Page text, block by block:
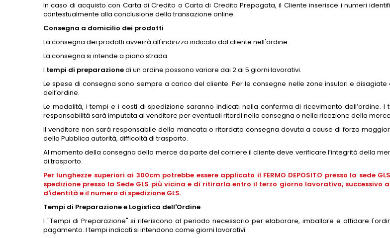
In caso di acquisto con Carta di Credito o Carta di Credito Prepagata, il Cliente inserisce i numeri
contestualmente alla conclusione della transazione online.
Consegna a domicilio dei prodotti
La consegna dei prodotti avverrà all'indirizzo indicato dal cliente nell'ordine.
La consegna si intende a piano strada.
I tempi di preparazionedi un ordine possono variare dai 2 ai 5 giorni lavorativi.
Le spese di consegna sono sempre a carico del cliente. Per le consegne nelle zone insulari e
dell’ordine.
Le modalità, i tempi e i costi di spedizione saranno indicati nella conferma di ricevimento
responsabilità sarà imputata al venditore per eventuali ritardi nella consegna o nella ricezione della
Il venditore non sarà responsabile della mancata o ritardata consegna dovuta a cause di forza
della Pubblica autorità, difficoltà di trasporto.
Al momento della consegna della merce da parte del corriere il cliente deve verificare l’integrità della
di trasporto.
Per lunghezze superiori ai 300cm potrebbe essere applicato il FERMO DEPOSITO presso la sede
spedizione presso la Sede GLS più vicina e di ritirarla entro il terzo giorno lavorativo,
d'identità e il numero di spedizione GLS.
Tempi di Preparazione e Logistica dell'Ordine
I "Tempi di Preparazione" si riferiscono al periodo necessario per elaborare, imballare e affidare
pagamento. I tempi indicati si intendono come giorni lavorativi.